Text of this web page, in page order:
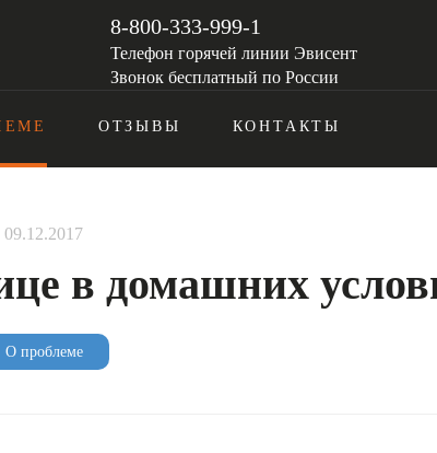
8-800-333-999-1
Телефон горячей линии Эвисент
Звонок бесплатный по России
ОТЗЫВЫ КОНТАКТЫ
09.12.2017
в домашних
О проблеме